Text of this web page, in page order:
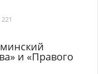
221
и «Правого